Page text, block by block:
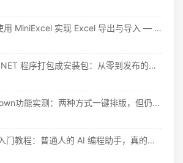
Blazor Server 中使用 MiniExcel 实现 Excel 导出与导入 — 实战教程
用 Inno Setup 把 .NET 程序打包成安装包：从零到发布的完整指南
微信公众号Markdown功能实测：两种方式一键排版，但仍有这些限制
小米 MiMo Code 入门教程：普通人的 AI 编程助手，真的不用花钱